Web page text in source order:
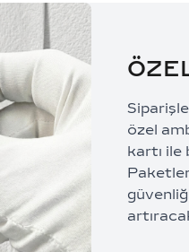
özel
kartı